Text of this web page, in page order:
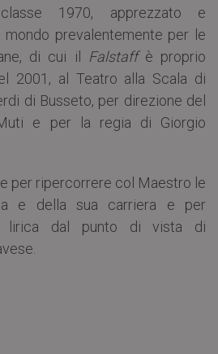
1970, apprezzato e
prevalentemente per le
di cui il
Falstaff è proprio
2001, al Teatro alla Scala di
di Busseto, per direzione del
e per la regia di Giorgio
per ripercorrere col Maestro le
e della sua carriera e per
lirica dal punto di vista di